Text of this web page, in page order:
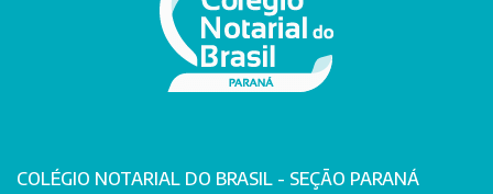
COLÉGIO NOTARIAL DO BRASIL - SEÇÃO PARANÁ